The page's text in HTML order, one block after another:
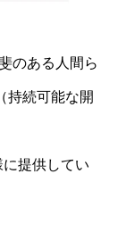
のある人間ら
持続可能な開
提供してい